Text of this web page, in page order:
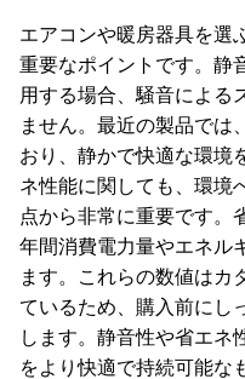
エアコンや暖房器具を選
重要なポイントです。静
用する場合、騒音による
ません。最近の製品では
おり、静かで快適な環境
ネ性能に関しても、環境
点から非常に重要です。
年間消費電力量やエネル
ます。これらの数値はカ
ているため、購入前にし
します。静音性や省エネ
をより快適で持続可能な